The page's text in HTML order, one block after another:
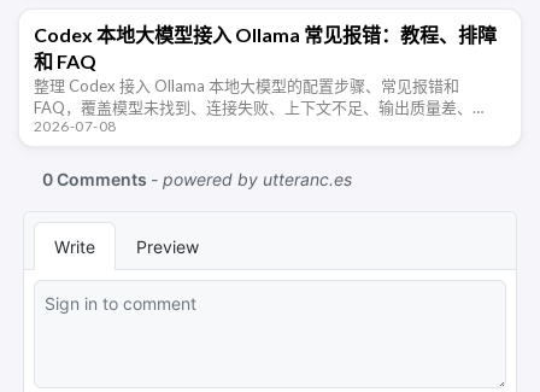
Codex 本地大模型接入 Ollama 常见报错：教程、排障
和 FAQ
整理 Codex 接入 Ollama 本地大模型的配置步骤、常见报错和
FAQ，覆盖模型未找到、连接失败、上下文不足、输出质量差、
Windows/WSL 访问等排障场景。
2026-07-08